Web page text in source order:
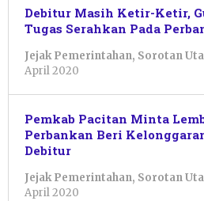
Debitur Masih Ketir-Ketir,
Tugas Serahkan Pada
Jejak Pemerintahan, Sorotan
April 2020
Pemkab Pacitan Minta
Perbankan Beri
Debitur
Jejak Pemerintahan, Sorotan
April 2020